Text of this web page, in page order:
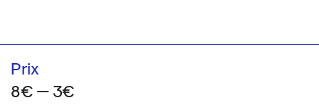
Prix
8€ — 3€